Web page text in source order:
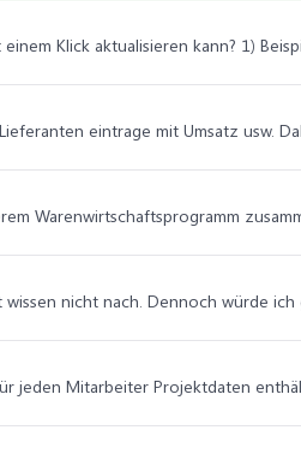
Klick aktualisieren kann? 1)
eintrage mit Umsatz usw.
Warenwirtschaftsprogramm
nicht nach. Dennoch würde
jeden Mitarbeiter Projektdaten